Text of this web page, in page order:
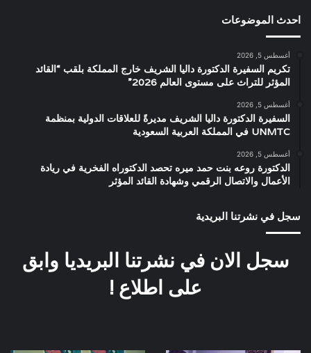
احدث الموضوعات
أغسطس 5, 2026
تكريم السفيرة الدكتورة داليا الشريف خارج المملكة بلقب “القائد
المؤثر للتراث على مستوى العالم 2026”
أغسطس 5, 2026
السفيرة الدكتورة داليا الشريف مديرةً للعلاقات الدولية بمنظمة
UNMTC في المملكة العربية السعودية
أغسطس 5, 2026
الدكتورة روعه بنت حمد ميره تحصد الدكتوراه الفخرية في ريادة
الأعمال والاتصال الرقمي وشهادة القائد المؤثر
سجل في نشرتنا البريدية
سجل الان في نشرتنا البريديا وابق
على اطلاع !